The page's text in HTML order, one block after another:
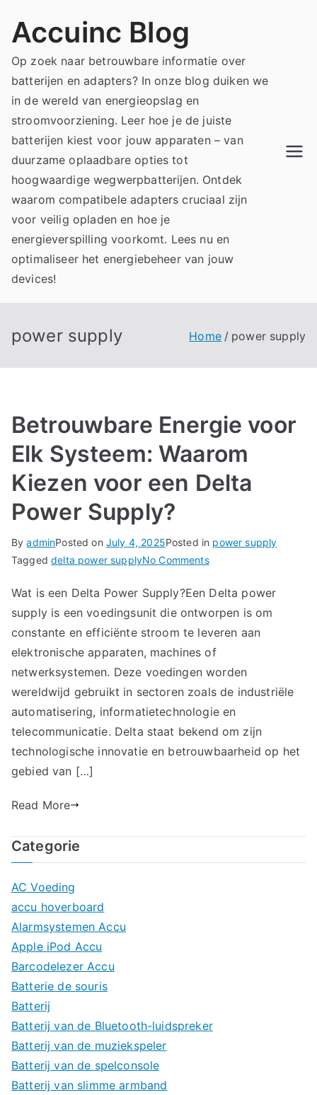
Accuinc Blog
Op zoek naar betrouwbare informatie over
batterijen en adapters? In onze blog duiken we
in de wereld van energieopslag en
stroomvoorziening. Leer hoe je de juiste
batterijen kiest voor jouw apparaten – van
duurzame oplaadbare opties tot
hoogwaardige wegwerpbatterijen. Ontdek
waarom compatibele adapters cruciaal zijn
voor veilig opladen en hoe je
energieverspilling voorkomt. Lees nu en
optimaliseer het energiebeheer van jouw
devices!
power supply Home power supply
Betrouwbare Energie voor
Elk Systeem: Waarom
Kiezen voor een Delta
Power Supply?
ByadminPosted on July 4, 2025Posted in power supply
Taggeddelta power supplyNo Commentson
Energie
voor
Elk
Systeem:
Waarom
voor
een
Delta
Power
Wat is een Delta Power Supply?Een Delta power
supply is een voedingsunit die ontworpen is om
constante en efficiënte stroom te leveren aan
elektronische apparaten, machines of
netwerksystemen. Deze voedingen worden
wereldwijd gebruikt in sectoren zoals de industriële
automatisering, informatietechnologie en
telecommunicatie. Delta staat bekend om zijn
technologische innovatie en betrouwbaarheid op het
gebied van […]
Read More
Categorie
AC Voeding
accu hoverboard
Alarmsystemen Accu
Apple iPod Accu
Barcodelezer Accu
Batterie de souris
Batterij
Batterij van de Bluetooth-luidspreker
Batterij van de muziekspeler
Batterij van de spelconsole
Batterij van slimme armband